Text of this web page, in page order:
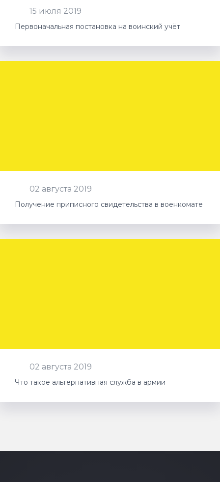
15 июля 2019
Первоначальная постановка на воинский учёт
02 августа 2019
Получение приписного свидетельства в военкомате
02 августа 2019
Что такое альтернативная служба в армии